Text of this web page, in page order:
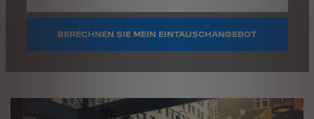
BERECHNEN SIE MEIN EINTAUSCHANGEBOT